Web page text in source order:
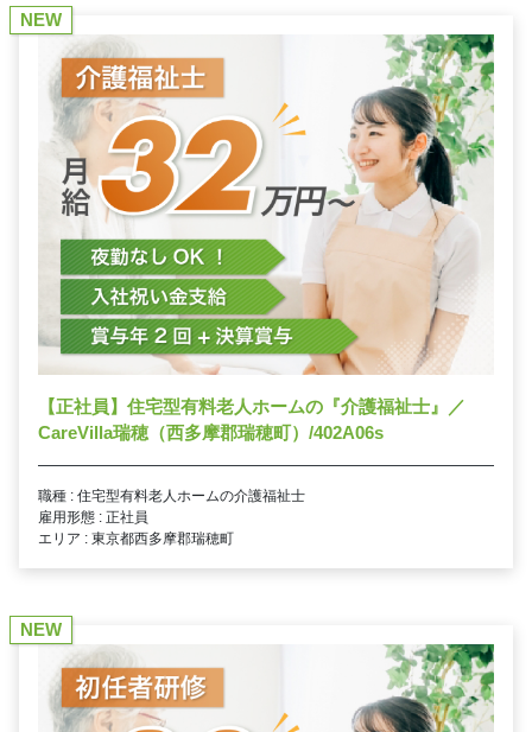
NEW
【正社員】住宅型有料老人ホームの『介護福祉士』／
CareVilla瑞穂（西多摩郡瑞穂町）/402A06s
職種 : 住宅型有料老人ホームの介護福祉士
雇用形態 : 正社員
エリア : 東京都西多摩郡瑞穂町
NEW